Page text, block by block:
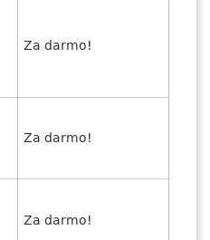
Za darmo!
Za darmo!
Za darmo!